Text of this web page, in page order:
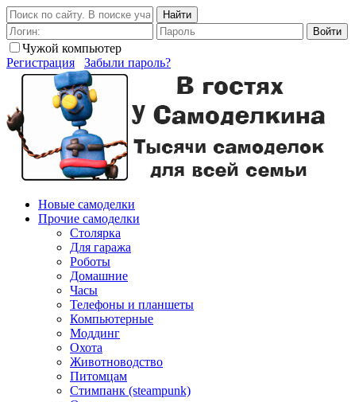
Найти
Войти
Чужой компьютер
Регистрация
Забыли пароль?
Новые самоделки
Прочие самоделки
Столярка
Для гаража
Роботы
Домашние
Часы
Телефоны и планшеты
Компьютерные
Моддинг
Охота
Животноводство
Питомцам
Стимпанк (steampunk)